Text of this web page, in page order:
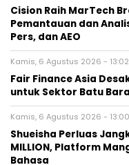
Cision Raih MarTech
Pemantauan dan
Pers, dan AEO
Kamis, 6 Agustus 2026 - 13:02
Fair Finance Asia
untuk Sektor Batu Bara
Kamis, 6 Agustus 2026 -
Shueisha Perluas
MILLION, Platform
Bahasa